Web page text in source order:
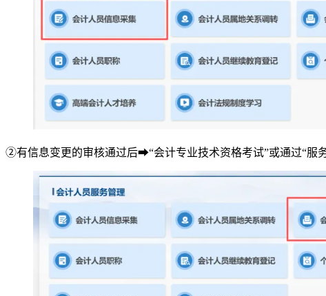
②有信息变更的审核通过后➡“会计专业技术资格考试”或通过“服